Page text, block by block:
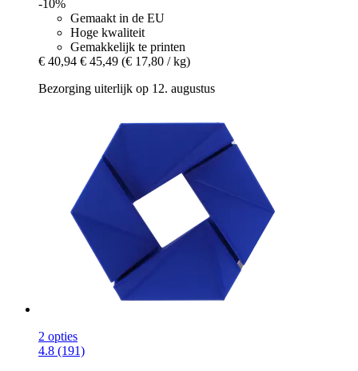
-10%
Gemaakt in de EU
Hoge kwaliteit
Gemakkelijk te printen
€ 40,94 € 45,49 (€ 17,80 / kg)
Bezorging uiterlijk op 12. augustus
2 opties
4.8 (191)